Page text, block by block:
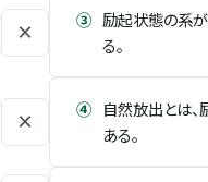
× ③ 励起状態の系
る。
× ④ 自然放出とは
ある。